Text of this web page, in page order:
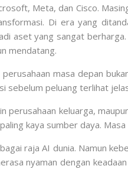
Meta, dan Cisco.
Di era yang
aset yang sangat
mendatang.
masa depan
sebelum peluang terlihat
perusahaan keluarga,
kaya sumber daya.
raja AI dunia. Namun
nyaman dengan